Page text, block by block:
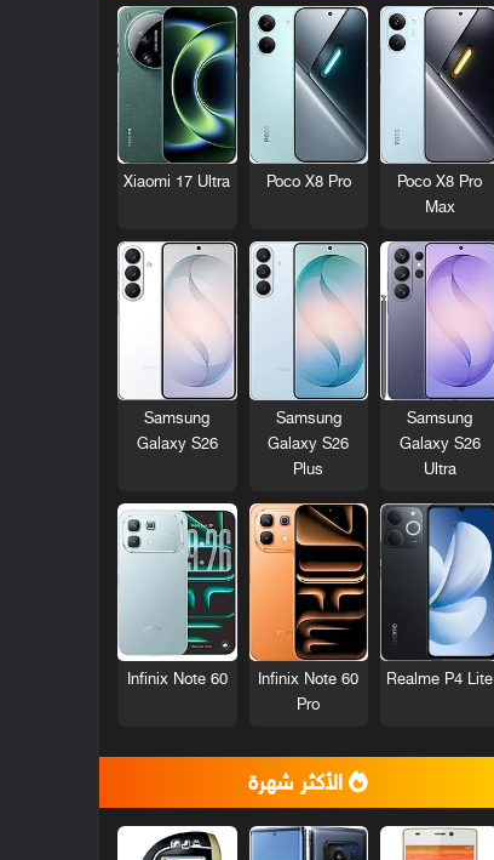
Poco X8 Pro
Max
Poco X8 Pro
Xiaomi 17 Ultra
Samsung
Galaxy S26
Ultra
Samsung
Galaxy S26
Plus
Samsung
Galaxy S26
Realme P4 Lite
Infinix Note 60
Pro
Infinix Note 60
الأكثر شهرة